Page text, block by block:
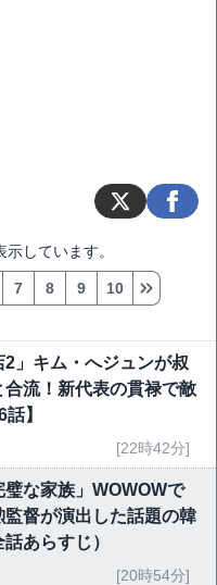
示しています。
7 8 9 10
2」キム・へジュンが叔
流！新代表の貫禄で敵
】
[22時42分]
璧な家族」WOWOWで
督が演出した話題の韓
あらすじ）
[20時54分]